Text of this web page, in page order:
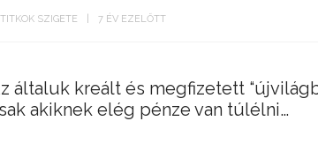
TITKOK SZIGETE 7 ÉV EZELŐTT
általuk kreált és megfizetett
akiknek elég pénze van túlélni…